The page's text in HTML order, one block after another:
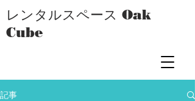
レンタルスペース Oak
Cube
記事